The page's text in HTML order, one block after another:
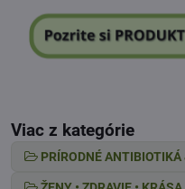
Viac z kategórie
PRÍRODNÉ